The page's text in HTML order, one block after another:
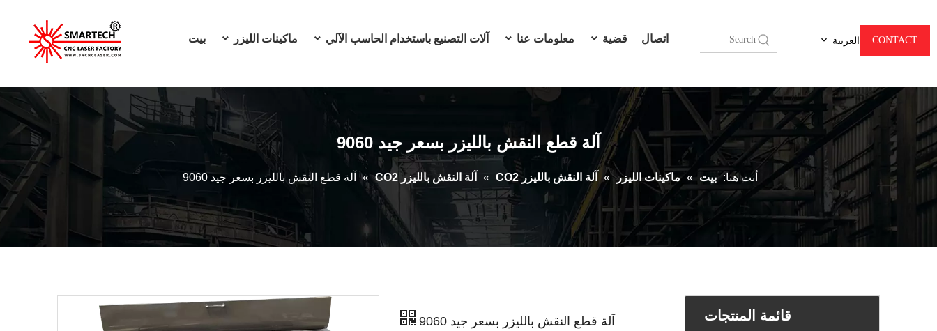
بيت ماكينات الليزر آلات التصنيع باستخدام الحاسب الآلي معلومات عنا قضية اتصال العربية CONTACT
آلة قطع النقش بالليزر بسعر جيد 9060
أنت هنا: بيت » ماكينات الليزر » آلة النقش بالليزر CO2 » آلة النقش بالليزر CO2 » آلة قطع النقش بالليزر بسعر جيد 9060
آلة قطع النقش بالليزر بسعر جيد 9060 قائمة المنتجات